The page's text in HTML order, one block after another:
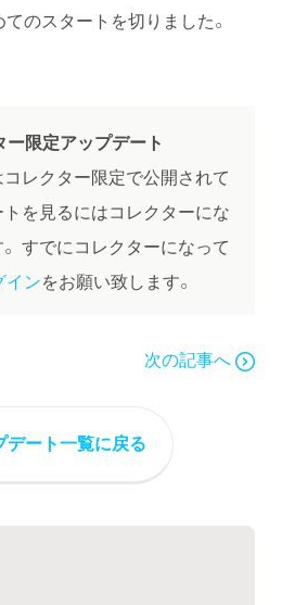
のスタートを切りました。
ー限定アップデート
レクター限定で公開されて
を見るにはコレクターにな
すでにコレクターになって
インをお願い致します。
次の記事へ
デート一覧に戻る